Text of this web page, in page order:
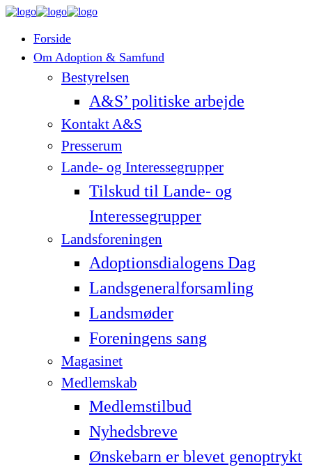
Forside
Om Adoption & Samfund
Bestyrelsen
A&S’ politiske arbejde
Kontakt A&S
Presserum
Lande- og Interessegrupper
Tilskud til Lande- og
Interessegrupper
Landsforeningen
Adoptionsdialogens Dag
Landsgeneralforsamling
Landsmøder
Foreningens sang
Magasinet
Medlemskab
Medlemstilbud
Nyhedsbreve
Ønskebarn er blevet genoptrykt